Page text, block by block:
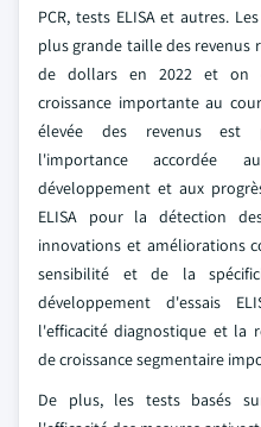
PCR, tests ELISA et autres.
plus grande taille des
de dollars en 2022 et on
croissance importante au
élevée des revenus est
l'importance accordée
développement et aux
ELISA pour la détection
innovations et améliorations
sensibilité et de la
développement d'essais
l'efficacité diagnostique et
de croissance segmentaire
De plus, les tests basés